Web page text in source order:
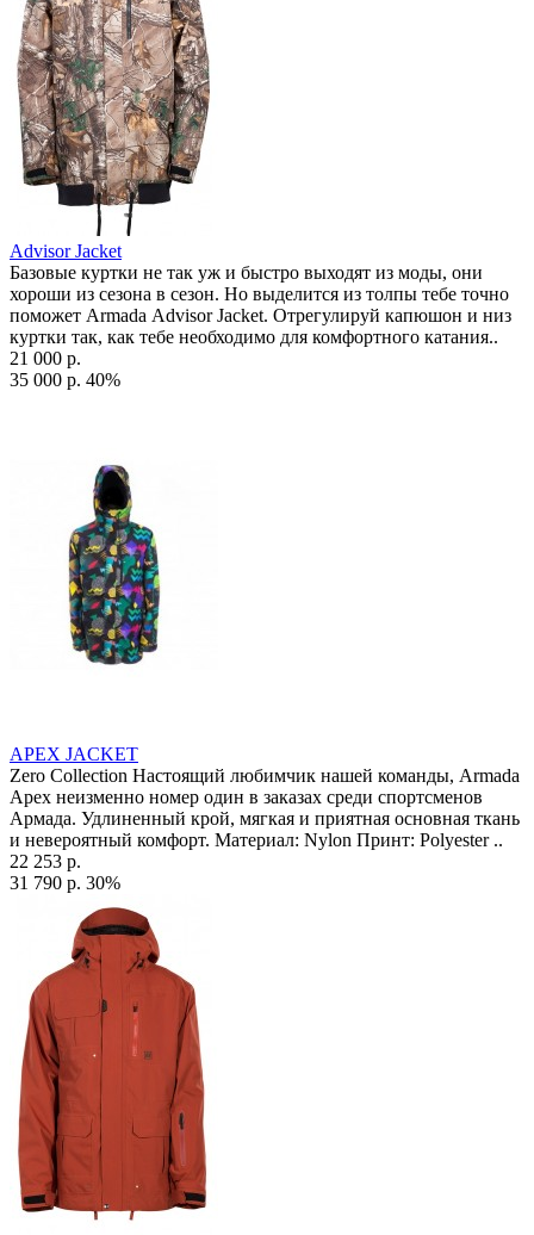
Advisor Jacket
Базовые куртки не так уж и быстро выходят из моды, они
хороши из сезона в сезон. Но выделится из толпы тебе точно
поможет Armada Advisor Jacket. Отрегулируй капюшон и низ
куртки так, как тебе необходимо для комфортного катания..
21 000 р.
35 000 р. 40%
APEX JACKET
Zero Collection Настоящий любимчик нашей команды, Armada
Apex неизменно номер один в заказах среди спортсменов
Армада. Удлиненный крой, мягкая и приятная основная ткань
и невероятный комфорт. Материал: Nylon Принт: Polyester ..
22 253 р.
31 790 р. 30%